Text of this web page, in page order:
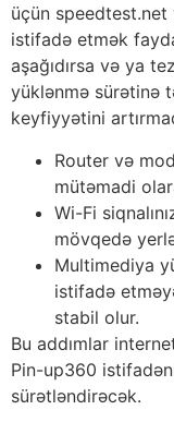
üçün
istifadə etmək
aşağıdırsa və ya
yüklənmə sürətinə
keyfiyyətini
Router və
mütəmadi
Wi-Fi
mövqedə
Multimediya
istifadə
stabil olur.
Bu addımlar
Pin-up360
sürətləndirəcək.